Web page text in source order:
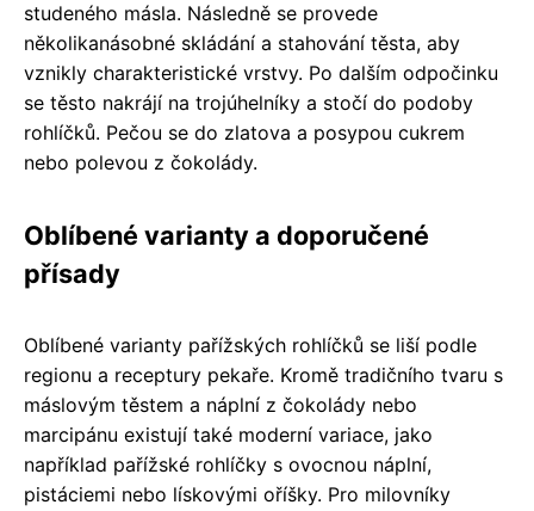
studeného másla. Následně se provede
několikanásobné skládání a stahování těsta, aby
vznikly charakteristické vrstvy. Po dalším odpočinku
se těsto nakrájí na trojúhelníky a stočí do podoby
rohlíčků. Pečou se do zlatova a posypou cukrem
nebo polevou z čokolády.
Oblíbené varianty a doporučené
přísady
Oblíbené varianty pařížských rohlíčků se liší podle
regionu a receptury pekaře. Kromě tradičního tvaru s
máslovým těstem a náplní z čokolády nebo
marcipánu existují také moderní variace, jako
například pařížské rohlíčky s ovocnou náplní,
pistáciemi nebo lískovými oříšky. Pro milovníky